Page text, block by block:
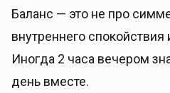
Баланс — это не про
внутреннего спокойствия
Иногда 2 часа вечером
день вместе.